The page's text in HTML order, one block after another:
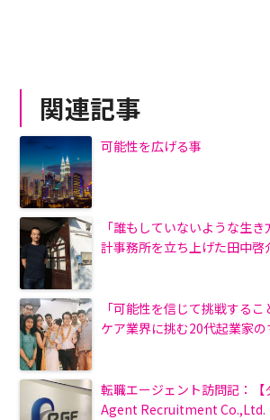
関連記事
可能性を広げる事
「誰もしていないような生
計事務所を立ち上げた田中啓
「可能性を信じて挑戦する
ケア業界に挑む20代起業家
転職エージェント訪問記：【
Agent Recruitment Co.,Ltd.